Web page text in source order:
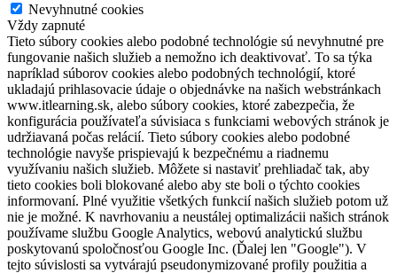
Nevyhnutné cookies
Vždy zapnuté
Tieto súbory cookies alebo podobné technológie sú nevyhnutné pre
fungovanie našich služieb a nemožno ich deaktivovať. To sa týka
napríklad súborov cookies alebo podobných technológií, ktoré
ukladajú prihlasovacie údaje o objednávke na našich webstránkach
www.itlearning.sk, alebo súbory cookies, ktoré zabezpečia, že
konfigurácia používateľa súvisiaca s funkciami webových stránok je
udržiavaná počas relácií. Tieto súbory cookies alebo podobné
technológie navyše prispievajú k bezpečnému a riadnemu
využívaniu našich služieb. Môžete si nastaviť prehliadač tak, aby
tieto cookies boli blokované alebo aby ste boli o týchto cookies
informovaní. Plné využitie všetkých funkcií našich služieb potom už
nie je možné. K navrhovaniu a neustálej optimalizácii našich stránok
používame službu Google Analytics, webovú analytickú službu
poskytovanú spoločnosťou Google Inc. (Ďalej len "Google"). V
tejto súvislosti sa vytvárajú pseudonymizované profily použitia a